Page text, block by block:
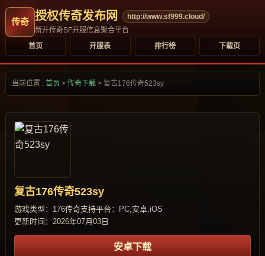
授权传奇发布网
http://www.sf999.cloud/
新开传奇SF开服信息聚合平台
首页
开服表 排行榜 下载页
当前位置 : 首页 > 传奇下载 > 复古176传奇523sy
复古176传奇523sy
游戏类型：176传奇支持平台：PC,安卓,iOS
更新时间：2026年07月03日
安卓下载